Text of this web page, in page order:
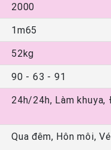
2000
1m65
52kg
90 - 63 - 91
24h/24h, Làm
Qua đêm, Hôn môi,